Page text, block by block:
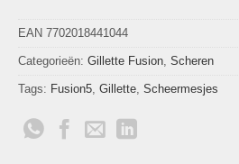
EAN 7702018441044
Categorieën: Gillette Fusion, Scheren
Tags: Fusion5, Gillette, Scheermesjes